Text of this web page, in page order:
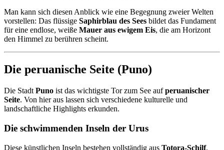
Man kann sich diesen Anblick wie eine Begegnung zweier Welten
vorstellen: Das flüssige Saphirblau des Sees bildet das Fundament
für eine endlose, weiße Mauer aus ewigem Eis, die am Horizont
den Himmel zu berühren scheint.
Die peruanische Seite (Puno)
Die Stadt Puno ist das wichtigste Tor zum See aufperuanischer
Seite. Von hier aus lassen sich verschiedene kulturelle und
landschaftliche Highlights erkunden.
Die schwimmenden Inseln der Urus
Diese künstlichen Inseln bestehen vollständig aus Totora-Schilf.